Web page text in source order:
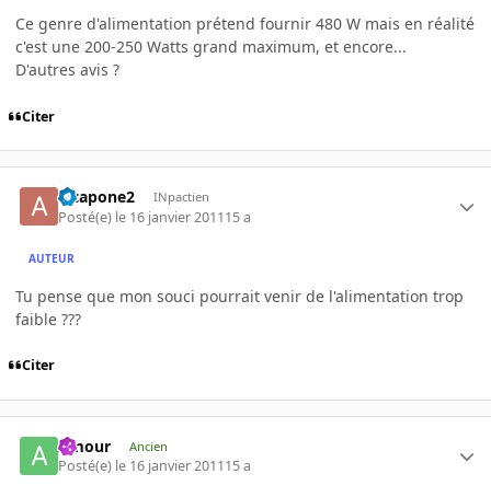
Ce genre d'alimentation prétend fournir 480 W mais en réalité
c'est une 200-250 Watts grand maximum, et encore...
D'autres avis ?
Citer
alcapone2 INpactien
Posté(e) le 16 janvier 201115 a
AUTEUR
Tu pense que mon souci pourrait venir de l'alimentation trop
faible ???
Citer
Amour Ancien
Posté(e) le 16 janvier 201115 a